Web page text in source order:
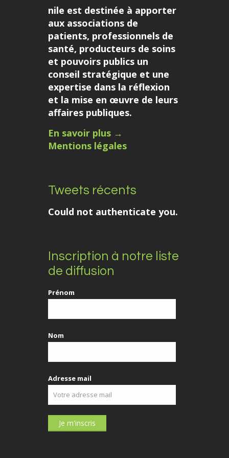
nile est destinée à apporter
aux associations de
patients, professionnels de
santé, producteurs de soins
et pouvoirs publics un
conseil stratégique et une
expertise dans la réflexion
et la mise en œuvre de leurs
affaires publiques.
En savoir plus →
Mentions légales
Tweets récents
Could not authenticate you.
Inscription à notre liste
de diffusion
Prénom
Nom
Adresse mail